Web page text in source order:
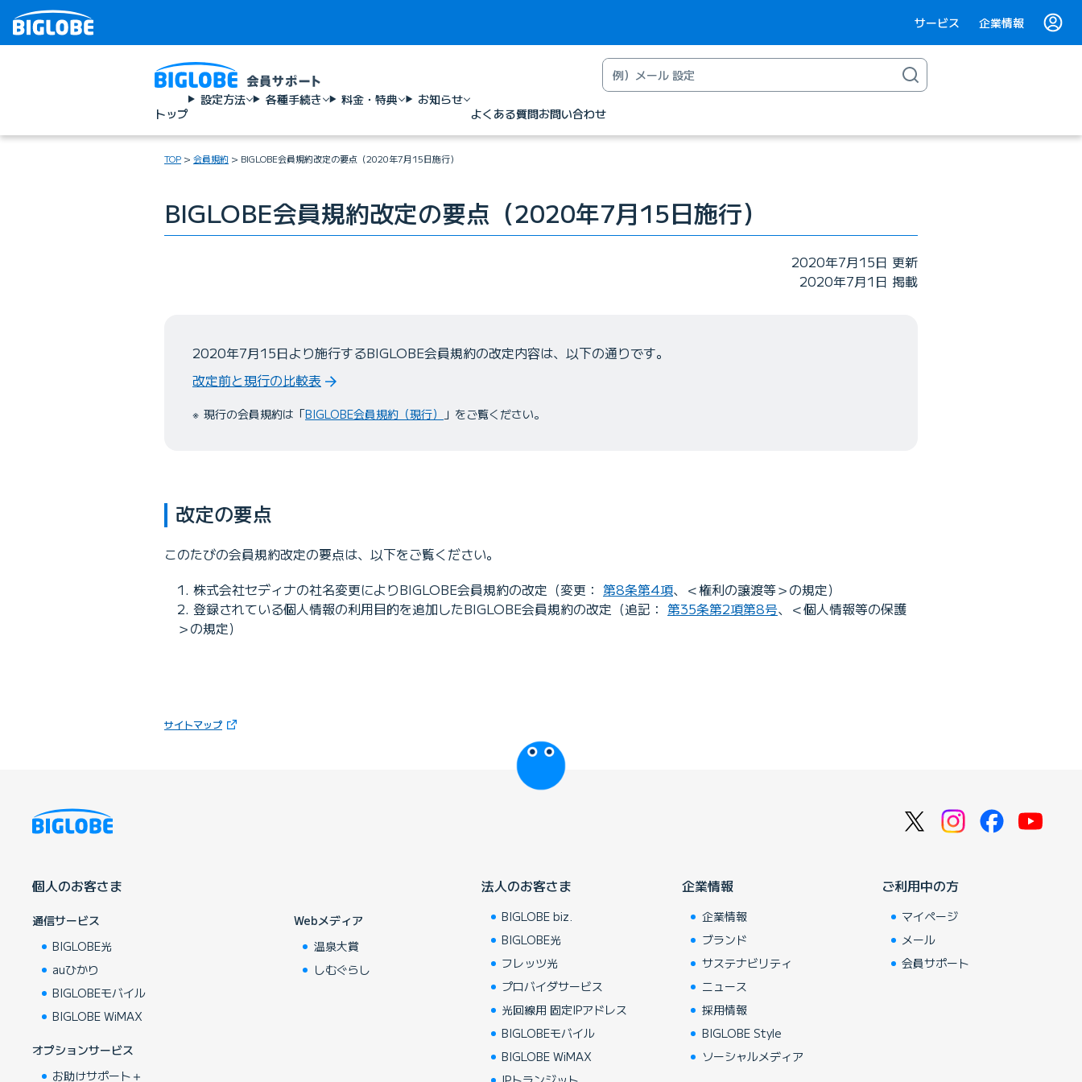
サービス 企業情報
トップ
設定方法 各種手続き 料金・特典
お知らせ
よくある質問お問い合わせ
TOP 会員規約 BIGLOBE会員規約改定の要点（2020年7月15日施行）
BIGLOBE会員規約改定の要点（2020年7月15日施行）
2020年7月15日 更新
2020年7月1日 掲載
2020年7月15日より施行するBIGLOBE会員規約の改定内容は、以下の通りです。
改定前と現行の比較表
現行の会員規約は「BIGLOBE会員規約（現行） 」をご覧ください。
改定の要点
このたびの会員規約改定の要点は、以下をご覧ください。
株式会社セディナの社名変更によりBIGLOBE会員規約の改定（変更： 第8条第4項、＜権利の譲渡等＞の規定）
登録されている個人情報の利用目的を追加したBIGLOBE会員規約の改定（追記： 第35条第2項第8号、＜個人情報等の保護
＞の規定）
サイトマップ（新しいタブで開きます）
びっぷるのページ
個人のお客さま
通信サービス
BIGLOBE光
auひかり
BIGLOBEモバイル
BIGLOBE WiMAX
オプションサービス
お助けサポート＋
Webメディア
温泉大賞
しむぐらし
法人のお客さま
BIGLOBE biz.
BIGLOBE光
フレッツ光
プロバイダサービス
光回線用 固定IPアドレス
BIGLOBEモバイル
BIGLOBE WiMAX
企業情報
企業情報
ブランド
サステナビリティ
ニュース
採用情報
BIGLOBE Style
ソーシャルメディア
ご利用中の方
マイページ
メール
会員サポート